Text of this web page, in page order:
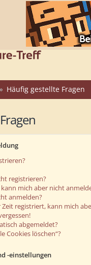
Häufig gestellte Fragen
registrieren?
mich aber nicht
anmelden?
registriert, kann mich
abgemeldet?
Cookies löschen“?
-einstellungen